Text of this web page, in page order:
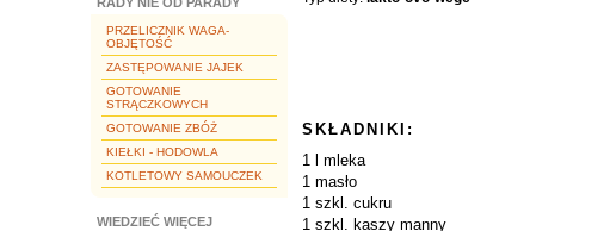
PRZELICZNIK WAGA-
OBJĘTOŚĆ
ZASTĘPOWANIE JAJEK
GOTOWANIE
STRĄCZKOWYCH
GOTOWANIE ZBÓŻ
KIEŁKI - HODOWLA
KOTLETOWY SAMOUCZEK
WIEDZIEĆ WIĘCEJ
SKŁADNIKI:
1 l mleka
1 masło
1 szkl. cukru
1 szkl. kaszy manny